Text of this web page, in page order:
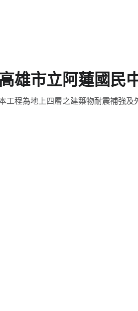
雄市立阿蓮國民
工程為地上四層之建築物耐震補強及